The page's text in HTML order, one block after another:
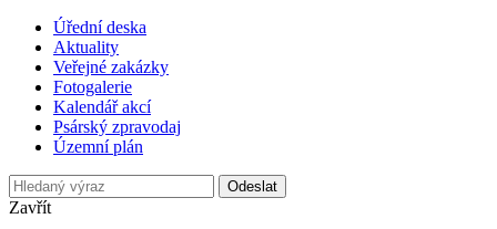
Úřední deska
Aktuality
Veřejné zakázky
Fotogalerie
Kalendář akcí
Psárský zpravodaj
Územní plán
Odeslat
Zavřít